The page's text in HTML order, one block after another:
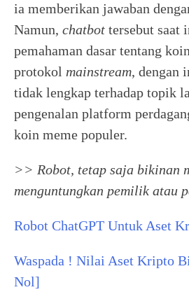
ia memberikan jawaban
Namun, chatbot tersebut saat
pemahaman dasar tentang
protokol mainstream, dengan
tidak lengkap terhadap topik
pengenalan platform
koin meme populer.
>> Robot, tetap saja bikinan
menguntungkan pemilik atau
Robot ChatGPT Untuk Aset
Waspada ! Nilai Aset Kripto
Nol]